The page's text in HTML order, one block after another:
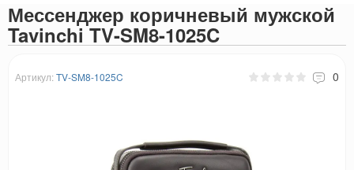
Мессенджер коричневый мужской
Tavinchi TV-SM8-1025C
Артикул: TV-SM8-1025C 0